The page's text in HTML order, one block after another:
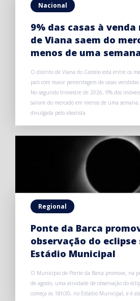
Nacional
9% das casas à
de Viana saem do
menos de uma
O distrito de Viana do Castelo está entre os
país com maior percentagem de casas
No segundo trimestre de 2026, 9% dos
saíram do mercado em menos de uma
divulgada pelo idealista.
Regional
Ponte da Barca
observação do eclipse
Estádio Municipal
O Município de Ponte da Barca promove, na
de agosto, uma atividade de observação do
começa às 18h30, no Estádio Municipal, e é